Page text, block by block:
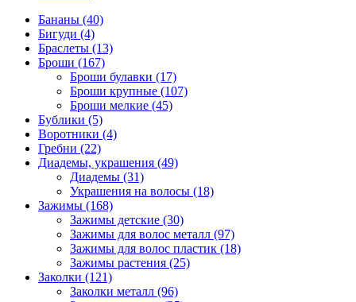
Бананы (40)
Бигуди (4)
Браслеты (13)
Броши (167)
Броши булавки (17)
Броши крупные (107)
Броши мелкие (45)
Бублики (5)
Воротники (4)
Гребни (22)
Диадемы, украшения (49)
Диадемы (31)
Украшения на волосы (18)
Зажимы (168)
Зажимы детские (30)
Зажимы для волос металл (97)
Зажимы для волос пластик (18)
Зажимы растения (25)
Заколки (121)
Заколки металл (96)